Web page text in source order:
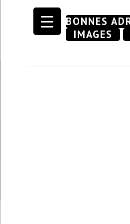
Skip
BONNES
IMAGES